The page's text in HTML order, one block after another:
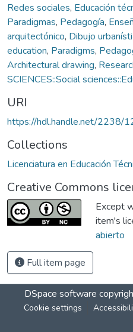
Redes sociales, Educación
Paradigmas, Pedagogía,
arquitectónico, Dibujo
education, Paradigms,
Architectural drawing,
SCIENCES::Social
URI
https://hdl.handle.net/2238/
Collections
Licenciatura en Educación
Creative Commons
Except
item's
abierto
Full item page
DSpace software
Cookie settings